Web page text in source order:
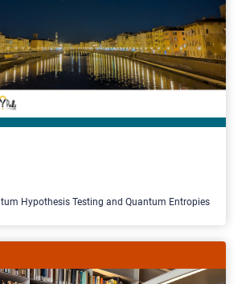
Hypothesis Testing and Quantum Entropies